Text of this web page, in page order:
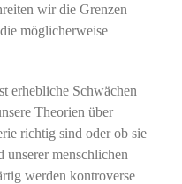
wir die Grenzen
möglicherweise
erhebliche Schwächen
Theorien über
richtig sind oder ob sie
unserer menschlichen
werden kontroverse